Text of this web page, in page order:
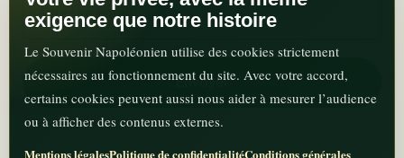
exigence que notre histoire
Le Souvenir Napoléonien utilise des cookies strictement
nécessaires au fonctionnement du site. Avec votre accord,
certains cookies peuvent aussi nous aider à mesurer l’audience
ou à afficher des contenus externes.
Mentions légalesPolitique de confidentialitéConditions générales